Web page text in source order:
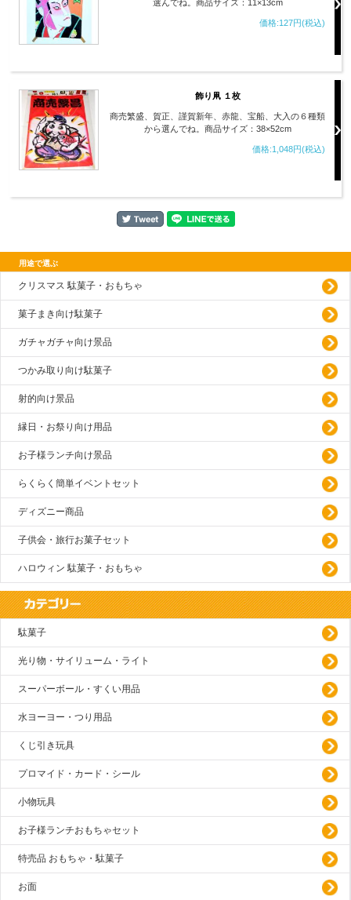
選んでね。商品サイズ：11×13cm
価格:127円(税込)
飾り凧 １枚
商売繁盛、賀正、謹賀新年、赤龍、宝船、大入の６種類
から選んでね。商品サイズ：38×52cm
価格:1,048円(税込)
用途で選ぶ
クリスマス 駄菓子・おもちゃ
菓子まき向け駄菓子
ガチャガチャ向け景品
つかみ取り向け駄菓子
射的向け景品
縁日・お祭り向け用品
お子様ランチ向け景品
らくらく簡単イベントセット
ディズニー商品
子供会・旅行お菓子セット
ハロウィン 駄菓子・おもちゃ
駄菓子
光り物・サイリューム・ライト
スーパーボール・すくい用品
水ヨーヨー・つり用品
くじ引き玩具
プロマイド・カード・シール
小物玩具
お子様ランチおもちゃセット
特売品 おもちゃ・駄菓子
お面